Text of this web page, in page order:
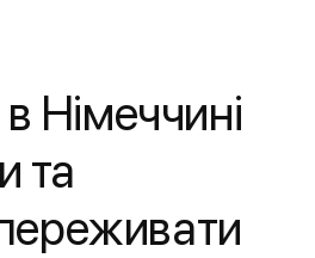
Німеччині
та